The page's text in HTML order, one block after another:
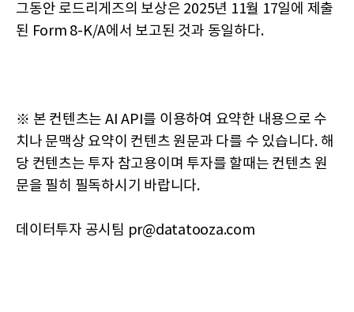
그동안 로드리게즈의 보상은 2025년 11월 17일에 제출
된 Form 8-K/A에서 보고된 것과 동일하다.
※ 본 컨텐츠는 AI API를 이용하여 요약한 내용으로 수
치나 문맥상 요약이 컨텐츠 원문과 다를 수 있습니다. 해
당 컨텐츠는 투자 참고용이며 투자를 할때는 컨텐츠 원
문을 필히 필독하시기 바랍니다.
데이터투자 공시팀 pr@datatooza.com